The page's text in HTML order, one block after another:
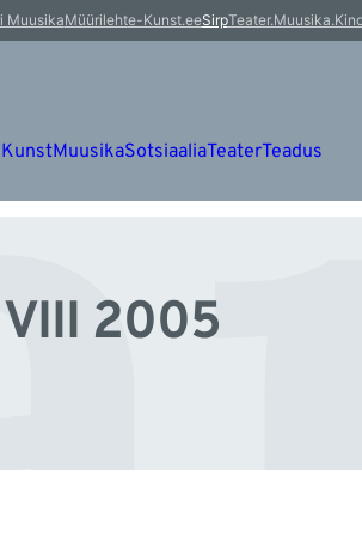
MuusikaMüürilehte-Kunst.eeSirp
KunstMuusikaSotsiaaliaTeaterTeadus
VIII 2005